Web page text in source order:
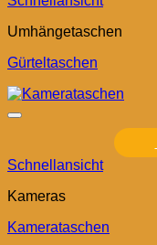
Umhängetaschen
Gürteltaschen
Schnellansicht
Kameras
Kamerataschen